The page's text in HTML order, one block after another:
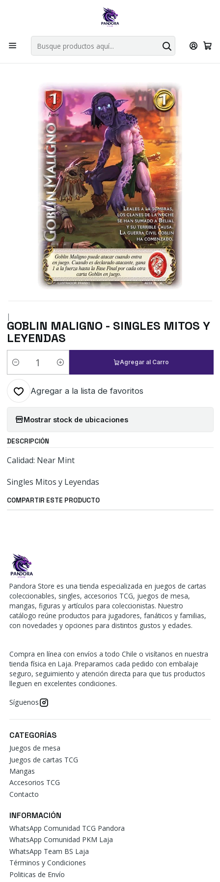
Por compras en cartas singles superiores a 49.990 el envio es
Explorar singles
Inicio Juegos de cartas TCG Mitos y Leyendas TCG
Singles Primer Bloque MYL
|
GOBLIN MALIGNO - SINGLES MITOS Y
LEYENDAS
Cantidad
Agregar al Carro
Agregar a la lista de favoritos
Mostrar stock de ubicaciones
DESCRIPCIÓN
Calidad: Near Mint
Singles Mitos y Leyendas
COMPARTIR ESTE PRODUCTO
Pandora Store es una tienda especializada en juegos de cartas
coleccionables, singles, accesorios TCG, juegos de mesa,
mangas, figuras y artículos para coleccionistas. Nuestro
catálogo reúne productos para jugadores, fanáticos y familias,
con novedades y opciones para distintos gustos y edades.
Compra en línea con envíos a todo Chile o visítanos en nuestra
tienda física en Laja. Preparamos cada pedido con embalaje
seguro, seguimiento y atención directa para que tus productos
lleguen en excelentes condiciones.
Síguenos
CATEGORÍAS
Juegos de mesa
Juegos de cartas TCG
Mangas
Accesorios TCG
Contacto
INFORMACIÓN
WhatsApp Comunidad TCG Pandora
WhatsApp Comunidad PKM Laja
WhatsApp Team BS Laja
Términos y Condiciones
Politicas de Envío